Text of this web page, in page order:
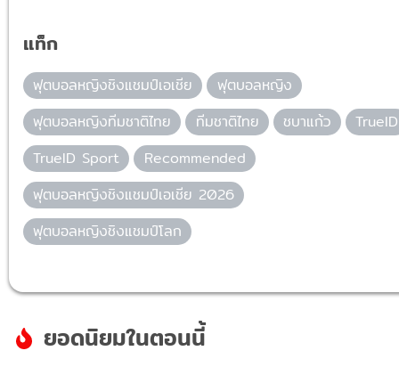
แท็ก
ฟุตบอลหญิงชิงแชมป์เอเชีย
ฟุตบอลหญิง
ฟุตบอลหญิงทีมชาติไทย
ทีมชาติไทย ชบาแก้ว
TrueID
TrueID Sport
Recommended
ฟุตบอลหญิงชิงแชมป์เอเชีย 2026
ฟุตบอลหญิงชิงแชมป์โลก
ยอดนิยมในตอนนี้